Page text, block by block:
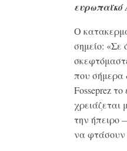
ευρωπαϊκό
Ο
σημείο:
που σήμερα
Fosseprez
χρειάζεται
την ήπειρο
να φτάσουν